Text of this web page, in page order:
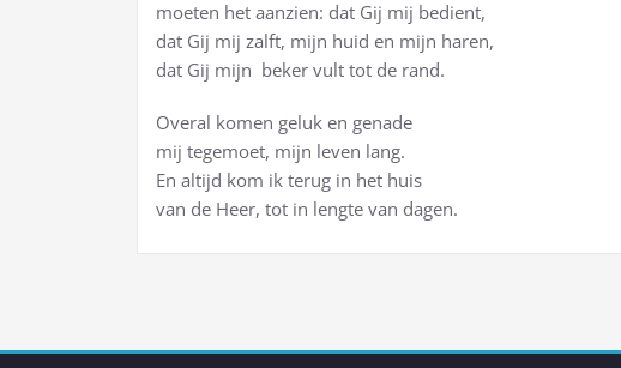
moeten het aanzien: dat Gij mij bedient,
dat Gij mij zalft, mijn huid en mijn haren,
dat Gij mijn beker vult tot de rand.
Overal komen geluk en genade
mij tegemoet, mijn leven lang.
En altijd kom ik terug in het huis
van de Heer, tot in lengte van dagen.